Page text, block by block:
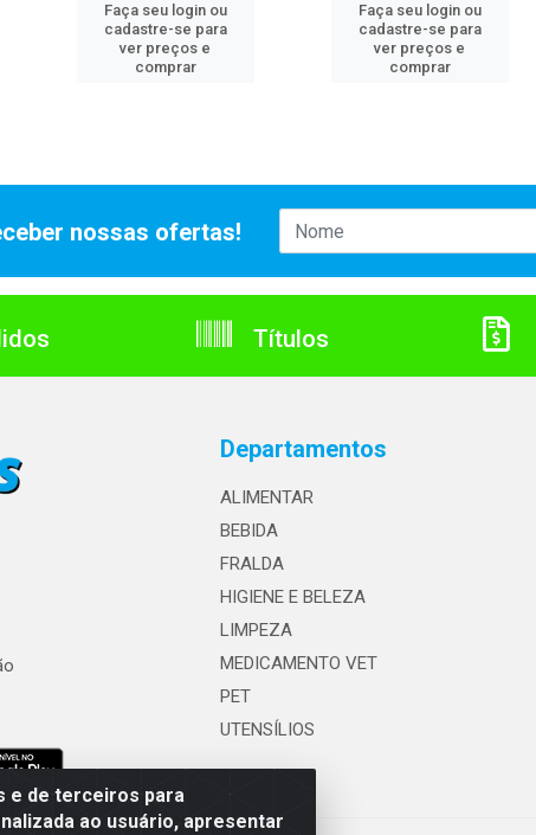
Faça seu login ou
cadastre-se para
ver preços e
comprar
Faça seu login ou
cadastre-se para
ver preços e
comprar
e de terceiros para
ao usuário, apresentar
nossas ofertas!
Títulos
Departamentos
ALIMENTAR
BEBIDA
FRALDA
HIGIENE E BELEZA
LIMPEZA
MEDICAMENTO VET
PET
UTENSÍLIOS